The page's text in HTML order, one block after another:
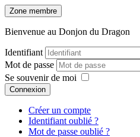
Zone membre
Bienvenue au Donjon du Dragon
Identifiant
Mot de passe
Se souvenir de moi
Connexion
Créer un compte
Identifiant oublié ?
Mot de passe oublié ?